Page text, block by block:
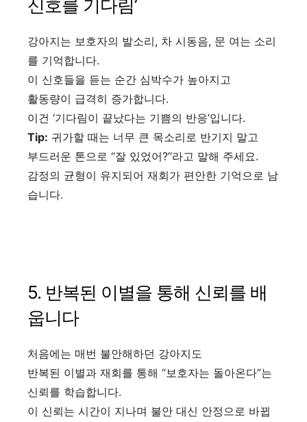
신호를 기다림’
강아지는 보호자의 발소리, 차 시동음, 문 여는 소리
를 기억합니다.
이 신호들을 듣는 순간 심박수가 높아지고
활동량이 급격히 증가합니다.
이건 ‘기다림이 끝났다는 기쁨의 반응’입니다.
Tip: 귀가할 때는 너무 큰 목소리로 반기지 말고
부드러운 톤으로 “잘 있었어?”라고 말해 주세요.
감정의 균형이 유지되어 재회가 편안한 기억으로 남
습니다.
5. 반복된 이별을 통해 신뢰를 배
웁니다
처음에는 매번 불안해하던 강아지도
반복된 이별과 재회를 통해 “보호자는 돌아온다”는
신뢰를 학습합니다.
이 신뢰는 시간이 지나며 불안 대신 안정으로 바뀝